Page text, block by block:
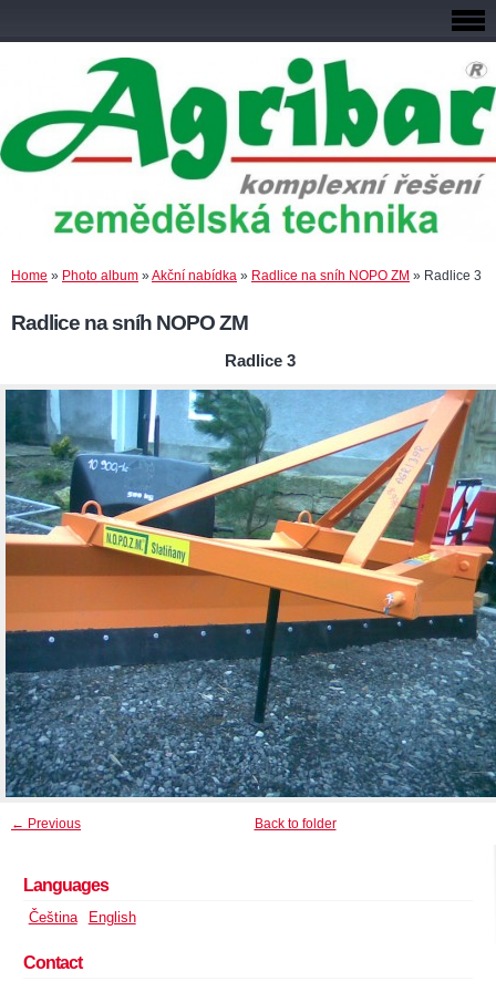
Home » Photo album »Akční nabídka » Radlice na sníh NOPO ZM » Radlice 3
Radlice na sníh NOPO ZM
Radlice 3
← Previous Back to folder
Languages
Čeština English
Contact